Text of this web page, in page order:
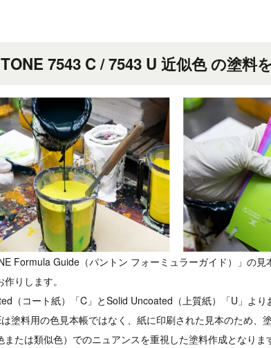
7543 C / 7543 U 近似色 の塗料
Formula Guide（パントン フォーミュラーガイド）」の
りします。
（コート紙）「C」とSolid Uncoated（上質紙）「U」より
は塗料用の色見本帳ではなく、紙に印刷された見本のため
または類似色）でのニュアンスを重視した塗料作成となりま